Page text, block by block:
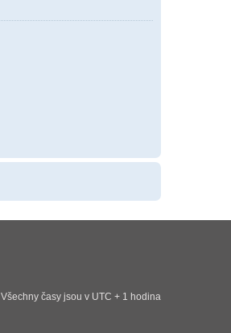
Všechny časy jsou v UTC + 1 hodina